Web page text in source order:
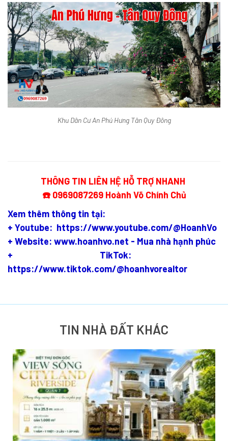
Khu Dân Cư An Phú Hưng Tân Quy Đông
THÔNG TIN LIÊN HỆ HỖ TRỢ NHANH
☎️ 0969087269 Hoành Võ Chính Chủ
Xem thêm thông tin tại:
+ Youtube: https://www.youtube.com/@HoanhVo
+ Website: www.hoanhvo.net - Mua nhà hạnh phúc
+ TikTok:
https://www.tiktok.com/@hoanhvorealtor
TIN NHÀ ĐẤT KHÁC